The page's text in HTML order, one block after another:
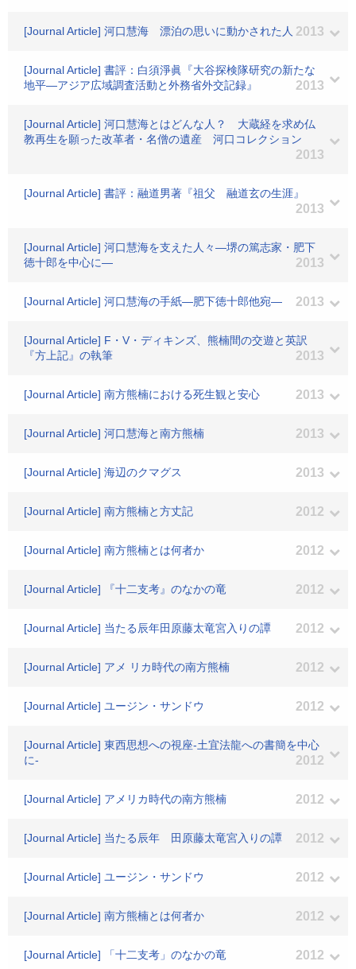
[Journal Article] 河口慧海 漂泊の思いに動かされた人 2013
[Journal Article] 書評：白須淨眞『大谷探検隊研究の新たな
地平―アジア広域調査活動と外務省外交記録』
2013
[Journal Article] 河口慧海とはどんな人？ 大蔵経を求め仏
教再生を願った改革者・名僧の遺産 河口コレクション
2013
[Journal Article] 書評：融道男著『祖父 融道玄の生涯』
2013
[Journal Article] 河口慧海を支えた人々―堺の篤志家・肥下
徳十郎を中心に―
2013
[Journal Article] 河口慧海の手紙―肥下徳十郎他宛― 2013
[Journal Article] F・V・ディキンズ、熊楠間の交遊と英訳
『方上記』の執筆
2013
[Journal Article] 南方熊楠における死生観と安心 2013
[Journal Article] 河口慧海と南方熊楠 2013
[Journal Article] 海辺のクマグス 2013
[Journal Article] 南方熊楠と方丈記 2012
[Journal Article] 南方熊楠とは何者か 2012
[Journal Article] 『十二支考』のなかの竜 2012
[Journal Article] 当たる辰年田原藤太竜宮入りの譚 2012
[Journal Article] アメ リカ時代の南方熊楠 2012
[Journal Article] ユージン・サンドウ 2012
[Journal Article] 東西思想への視座-土宜法龍への書簡を中心
に-
2012
[Journal Article] アメリカ時代の南方熊楠 2012
[Journal Article] 当たる辰年 田原藤太竜宮入りの譚 2012
[Journal Article] ユージン・サンドウ 2012
[Journal Article] 南方熊楠とは何者か 2012
[Journal Article] 「十二支考」のなかの竜 2012